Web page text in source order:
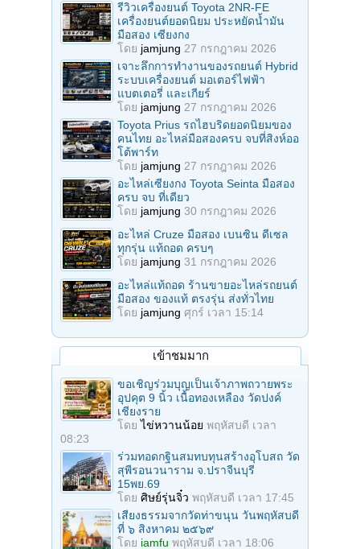
รีวิวเครื่องยนต์ Toyota 2NR-FE
เครื่องยนต์ยอดนิยม ประหยัดน้ำมัน
มือสอง เซียงกง
โดย jamjung 27 กรกฎาคม 2026
เจาะลึกการทำงานของรถยนต์ Hybrid
ระบบเครื่องยนต์ มอเตอร์ไฟฟ้า
แบตเตอรี่ และเกียร์
โดย jamjung 27 กรกฎาคม 2026
Toyota Prius รถไฮบริดยอดนิยมของ
คนไทย อะไหล่มือสองครบ จบที่สิงห์ออ
โต้พาร์ท
โดย jamjung 27 กรกฎาคม 2026
อะไหล่เซียงกง Toyota Seinta มือสอง
ครบ จบ ที่เดียว
โดย jamjung 30 กรกฎาคม 2026
อะไหล่ Cruze มือสอง เบนซิน ดีเซล
ทุกรุ่น แท้ถอด ครบๆ
โดย jamjung 31 กรกฎาคม 2026
อะไหล่แท้ถอด ร้านขายอะไหล่รถยนต์
มือสอง ของแท้ ตรงรุ่น ส่งทั่วไทย
โดย jamjung ศุกร์ เวลา 15:14
เข้าชมมาก
ขอเชิญร่วมบุญเป็นเจ้าภาพถวายพระ
อุปคุต 9 นิ้ว เนื้อทองเหลือง วัดปงค์
เชียงราย
โดยไข่หวานน้อย พฤหัสบดี เวลา
08:23
ร่วมทอดกฐินสมทบทุนสร้างอุโบสถ วัด
สุพีรอนวนาราม จ.ปราจีนบุรี
15พย.69
โดย ศิษย์รุ่นจิ๋ว พฤหัสบดี เวลา 17:45
เสียงธรรมจากวัดท่าขนุน วันพฤหัสบดี
ที่ ๖ สิงหาคม ๒๕๖๙
โดย iamfu พฤหัสบดี เวลา 18:06